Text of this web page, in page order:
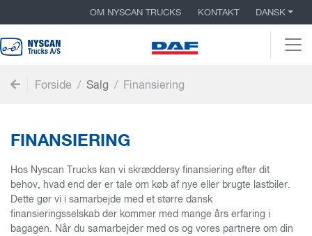
OM NYSCAN TRUCKS KONTAKT DANSK
Forside Salg Finansiering
FINANSIERING
Hos Nyscan Trucks kan vi skræddersy finansiering efter dit
behov, hvad end der er tale om køb af nye eller brugte lastbiler.
Dette gør vi i samarbejde med et større dansk
finansieringsselskab der kommer med mange års erfaring i
bagagen. Når du samarbejder med os og vores partnere om din